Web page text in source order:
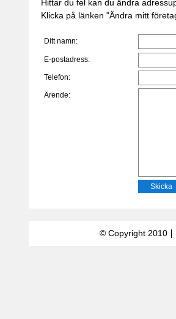
Hittar du fel kan du ändra
Klicka på länken "Ändra mitt
Ditt namn:
E-postadress:
Telefon:
Ärende:
© Copyright 2010